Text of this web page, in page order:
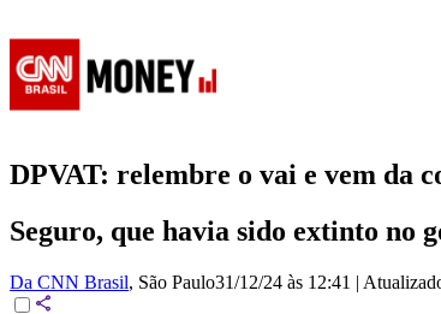
DPVAT: relembre o vai e vem da
Seguro, que havia sido extinto no
Da CNN Brasil, São Paulo31/12/24 às 12:41 |